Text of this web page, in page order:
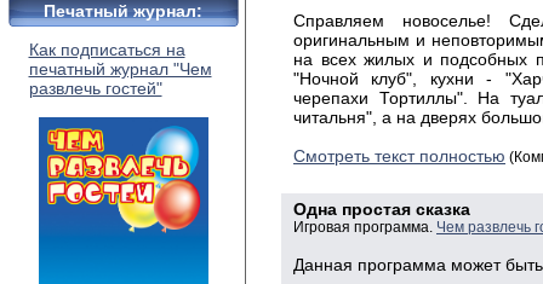
Печатный журнал:
Как подписаться на
печатный журнал "Чем
развлечь гостей"
Справляем новоселье!
оригинальным и
на всех жилых и подсобных
"Ночной клуб", кухни -
черепахи Тортиллы". На
читальня", а на дверях
Смотреть текст полностью
Одна простая сказка
Игровая программа. Чем развлечь
Данная программа может